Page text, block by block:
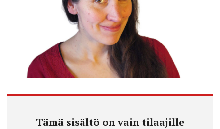
Tämä sisältö on vain tilaajille